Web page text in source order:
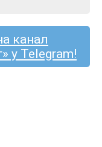
канал
у Telegram!